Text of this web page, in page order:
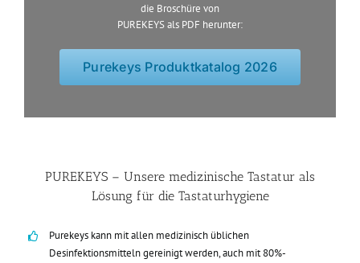
die Broschüre von
PUREKEYS als PDF herunter:
Purekeys Produktkatalog 2026
PUREKEYS – Unsere medizinische Tastatur als
Lösung für die Tastaturhygiene
Purekeys kann mit allen medizinisch üblichen
Desinfektionsmitteln gereinigt werden, auch mit 80%-